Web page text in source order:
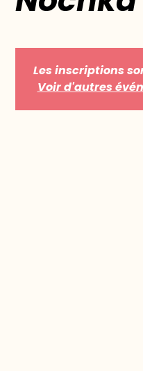
Les inscriptions
Voir d'autres